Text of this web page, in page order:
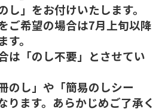
」をお付けいたします。
ご希望の場合は7月上旬以降
。
は「のし不要」とさせてい
のし」や「簡易のしシー
ります。あらかじめご了承く